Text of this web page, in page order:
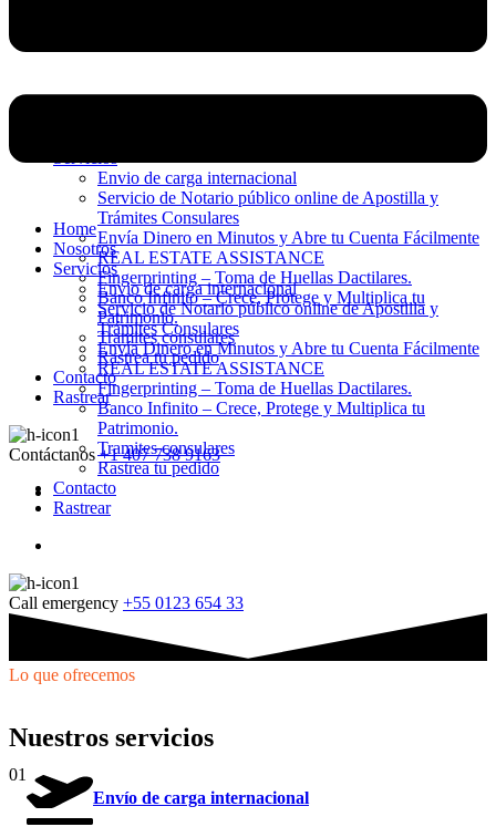
Envio de carga internacional
Servicio de Notario público online de Apostilla y
Trámites Consulares
Envía Dinero en Minutos y Abre tu Cuenta Fácilmente
REAL ESTATE ASSISTANCE
Fingerprinting – Toma de Huellas Dactilares.
Banco Infinito – Crece, Protege y Multiplica tu
Patrimonio.
Tramites consulares
Rastrea tu pedido
Contacto
Rastrear
Contáctanos +1 407 738 9163
Home
Nosotros
Servicios
Envio de carga internacional
Servicio de Notario público online de Apostilla y
Trámites Consulares
Envía Dinero en Minutos y Abre tu Cuenta Fácilmente
REAL ESTATE ASSISTANCE
Fingerprinting – Toma de Huellas Dactilares.
Banco Infinito – Crece, Protege y Multiplica tu
Patrimonio.
Tramites consulares
Rastrea tu pedido
Contacto
Rastrear
Call emergency +55 0123 654 33
Lo que ofrecemos
Nuestros servicios
01
Envío de carga internacional